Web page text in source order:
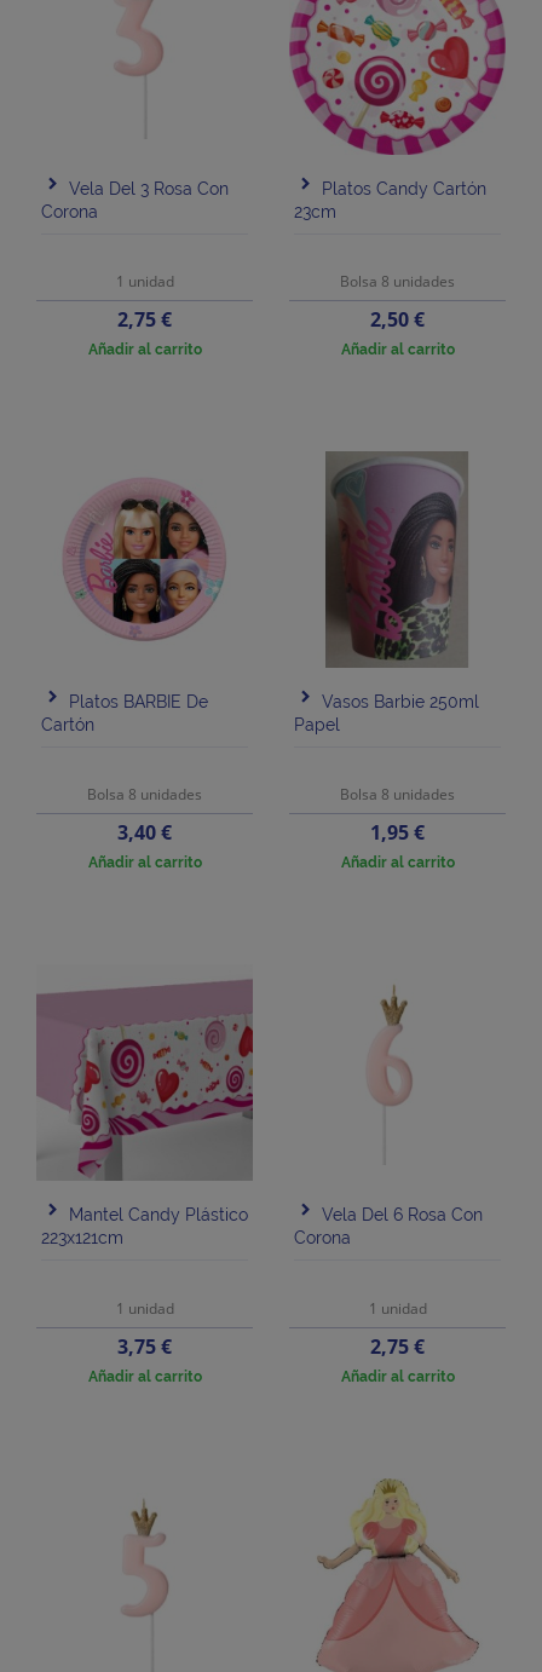
Vela Del 3 Rosa Con
Corona
1 unidad
Precio
2,75 €
Añadir al carrito
Platos Candy Cartón
23cm
Bolsa 8 unidades
Precio
2,50 €
Añadir al carrito
Platos BARBIE De
Cartón
Bolsa 8 unidades
Precio
3,40 €
Añadir al carrito
Vasos Barbie 250ml
Papel
Bolsa 8 unidades
Precio
1,95 €
Añadir al carrito
Mantel Candy Plástico
223x121cm
1 unidad
Precio
3,75 €
Añadir al carrito
Vela Del 6 Rosa Con
Corona
1 unidad
Precio
2,75 €
Añadir al carrito